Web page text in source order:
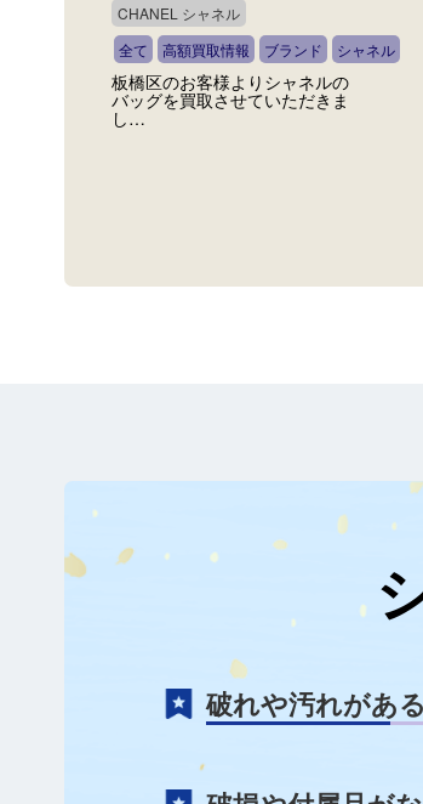
CHANEL シャネル
全て
高額買取情報 ブランド シャネル
板橋区のお客様よりシャネルの
バッグを買取させていただきま
し…
破れや汚れがあ